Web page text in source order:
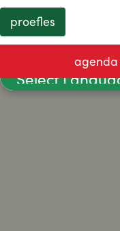
Powered by
proefles
agenda